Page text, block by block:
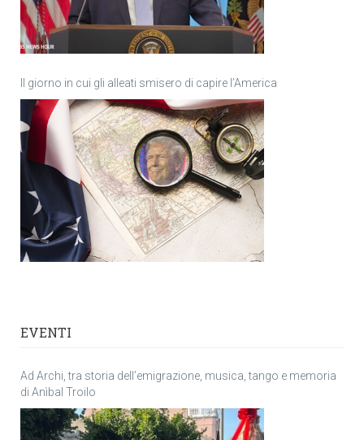
Il giorno in cui gli alleati smisero di capire l’America
EVENTI
Ad Archi, tra storia dell’emigrazione, musica, tango e memoria
di Anìbal Troilo